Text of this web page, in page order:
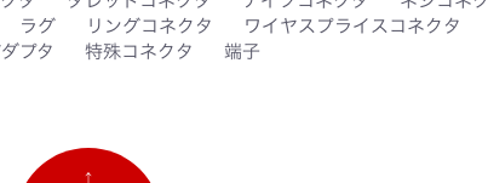
ラグ リングコネクタ ワイヤスプライスコネクタ
プタ 特殊コネクタ 端子
↑